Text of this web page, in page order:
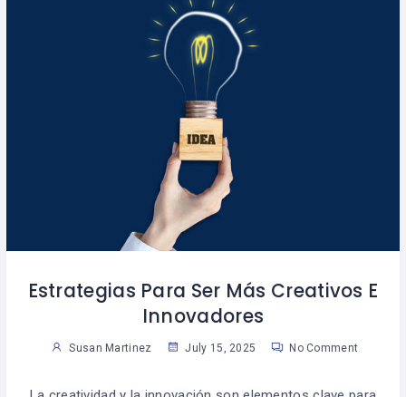
Estrategias Para Ser Más Creativos E
Innovadores
Susan Martinez July 15, 2025 No Comment